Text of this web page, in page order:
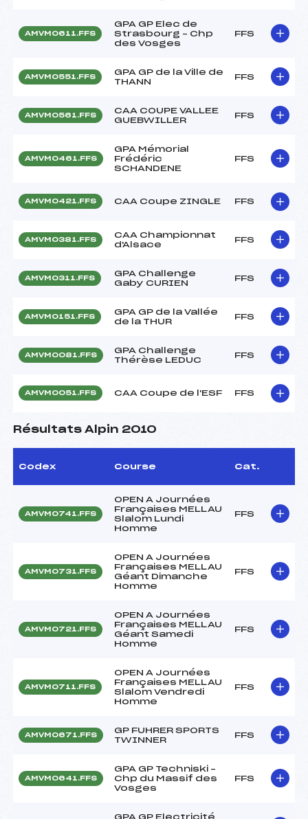
AMVM0611.FFS
GPA GP Elec de
Strasbourg – Chp
des Vosges
FFS
AMVM0551.FFS
GPA GP de la Ville de
THANN
FFS
AMVM0561.FFS
CAA COUPE VALLEE
GUEBWILLER
FFS
AMVM0461.FFS
GPA Mémorial
Frédéric
SCHANDENE
FFS
AMVM0421.FFS CAA Coupe ZINGLE FFS
AMVM0381.FFS
CAA Championnat
d'Alsace
FFS
AMVM0311.FFS
GPA Challenge
Gaby CURIEN
FFS
AMVM0151.FFS
GPA GP de la Vallée
de la THUR
FFS
AMVM0081.FFS
GPA Challenge
Thérèse LEDUC
FFS
AMVM0051.FFS CAA Coupe de l'ESF FFS
Résultats Alpin 2010
Codex Course Cat.
AMVM0741.FFS
OPEN A Journées
Françaises MELLAU
Slalom Lundi
Homme
FFS
AMVM0731.FFS
OPEN A Journées
Françaises MELLAU
Géant Dimanche
Homme
FFS
AMVM0721.FFS
OPEN A Journées
Françaises MELLAU
Géant Samedi
Homme
FFS
AMVM0711.FFS
OPEN A Journées
Françaises MELLAU
Slalom Vendredi
Homme
FFS
AMVM0671.FFS
GP FUHRER SPORTS
TWINNER
FFS
AMVM0641.FFS
GPA GP Techniski –
Chp du Massif des
Vosges
FFS
GPA GP Electricité